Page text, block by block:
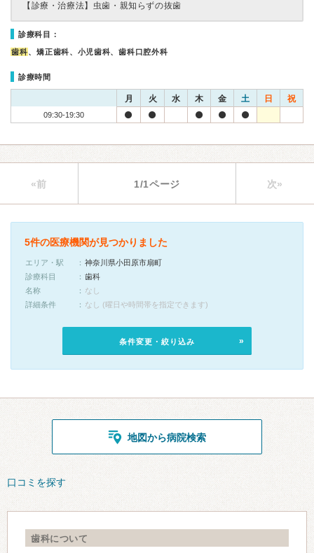
【診療・治療法】 虫歯・親知らずの抜歯
診療科目：
歯科、矯正歯科、小児歯科、歯科口腔外科
診療時間
月 火 水 木 金 土 日 祝
09:30-19:30
«前 1/1ページ 次»
5件の医療機関が見つかりました
エリア・駅
神奈川県小田原市扇町
診療科目
歯科
名称
なし
詳細条件
なし (曜日や時間帯を指定できます)
条件変更・絞り込み
地図から病院検索
口コミを探す
歯科について